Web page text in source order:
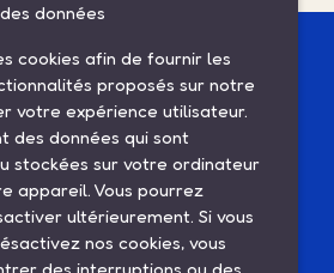
ESPACE CLIENT
Mes commandes
Mes informations
Mes listes d'achats
générales de
Contactez-nous
données
cookies afin de fournir les
proposés sur notre
votre expérience utilisateur.
des données qui sont
stockées sur votre ordinateur
appareil. Vous pourrez
ultérieurement. Si vous
nos cookies, vous